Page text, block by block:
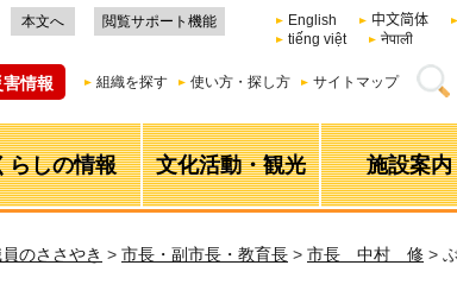
本文へ 閲覧サポート機能 English 中文简体
tiếng việt
नेपाली
情報 組織を探す 使い方・探し方 サイトマップ
らしの情報 文化活動・観光 施設案内
のささやき > 市長・副市長・教育長 > 市長 中村 修 >